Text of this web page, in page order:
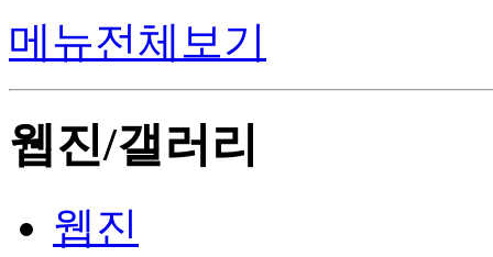
메뉴전체보기
웹진/갤러리
웹진